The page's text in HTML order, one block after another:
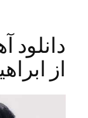
دانلود
از